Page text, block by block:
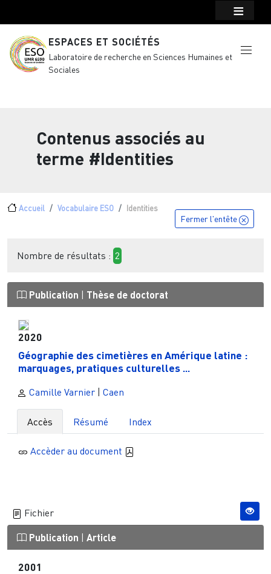
ESPACES ET SOCIÉTÉS
Laboratoire de recherche en Sciences Humaines et
Sociales
Contenus associés au
terme #Identities
Fil d'Ariane
Accueil Vocabulaire ESO Identities
Fermer l'entête
Nombre de résultats : 2
Publication Thèse de doctorat
2020
Géographie des cimetières en Amérique latine :
marquages, pratiques culturelles ...
Camille Varnier Caen
Accès Résumé Index
Accèder au document
Fichier
Publication Article
2001